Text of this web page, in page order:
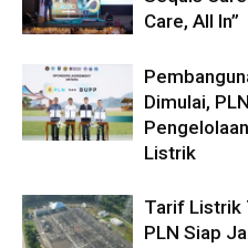
Care, All In”
Dimulai,
Listrik
Tarif Listrik
PLN Siap